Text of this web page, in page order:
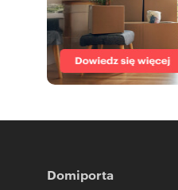
Domiporta